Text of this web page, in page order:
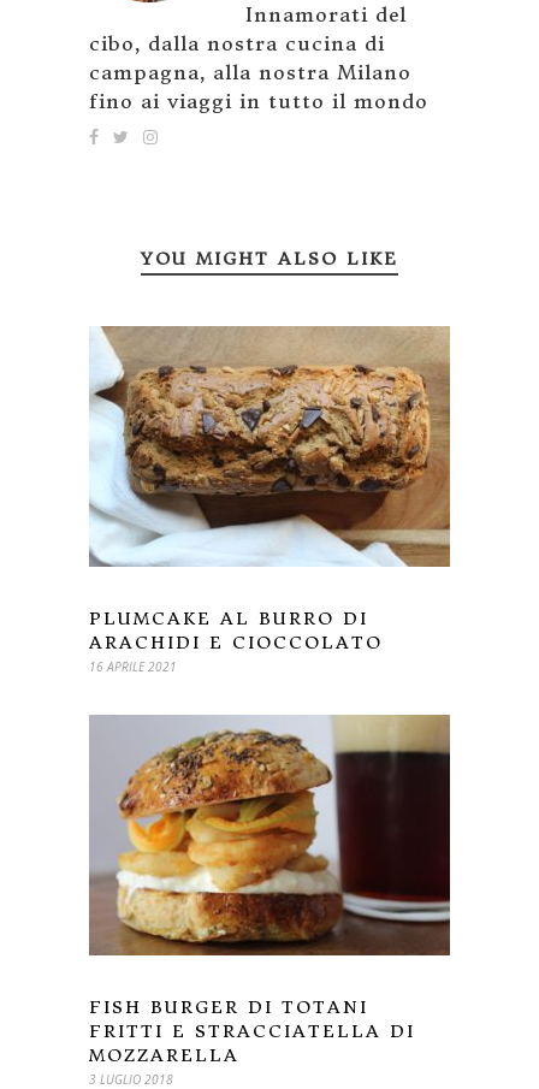
Innamorati del
cibo, dalla nostra cucina di
campagna, alla nostra Milano
fino ai viaggi in tutto il mondo
YOU MIGHT ALSO LIKE
PLUMCAKE AL BURRO DI
ARACHIDI E CIOCCOLATO
16 APRILE 2021
FISH BURGER DI TOTANI
FRITTI E STRACCIATELLA DI
MOZZARELLA
3 LUGLIO 2018